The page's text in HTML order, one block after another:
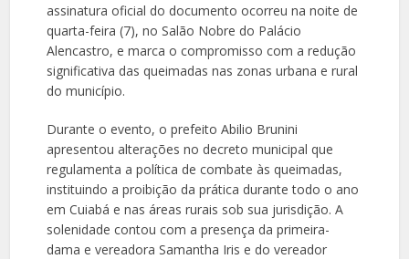
assinatura oficial do documento ocorreu na noite de
quarta-feira (7), no Salão Nobre do Palácio
Alencastro, e marca o compromisso com a redução
significativa das queimadas nas zonas urbana e rural
do município.
Durante o evento, o prefeito Abilio Brunini
apresentou alterações no decreto municipal que
regulamenta a política de combate às queimadas,
instituindo a proibição da prática durante todo o ano
em Cuiabá e nas áreas rurais sob sua jurisdição. A
solenidade contou com a presença da primeira-
dama e vereadora Samantha Iris e do vereador